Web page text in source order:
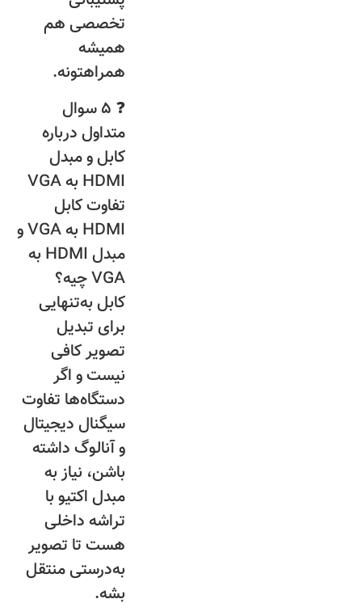
تخصصی هم
همیشه
همراهتونه.
❓ ۵ سوال
متداول درباره
کابل و مبدل
HDMI به VGA
تفاوت کابل
HDMI به VGA و
مبدل HDMI به
VGA چیه؟
کابل به‌تنهایی
برای تبدیل
تصویر کافی
نیست و اگر
دستگاه‌ها تفاوت
سیگنال دیجیتال
و آنالوگ داشته
باشن، نیاز به
مبدل اکتیو با
تراشه داخلی
هست تا تصویر
به‌درستی منتقل
بشه.